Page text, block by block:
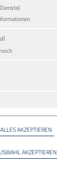
ALLES AKZEPTIEREN
AKZEPTIEREN